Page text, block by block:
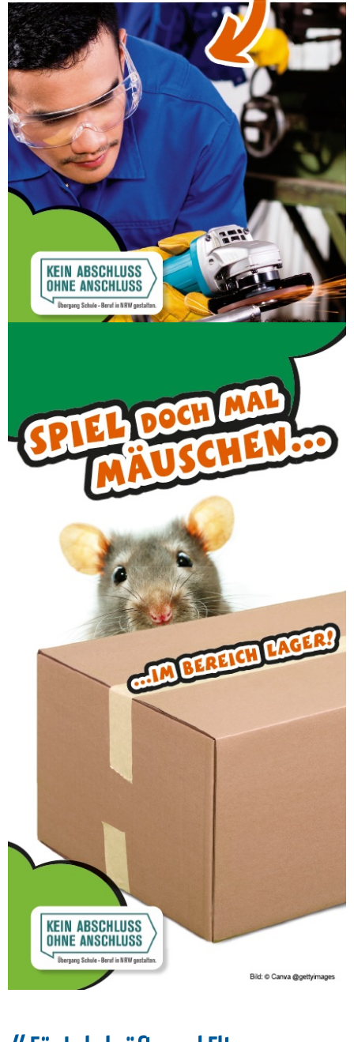
Formen und Sägen dein eigenes und
einzigartiges Werkstück erstellen kannst.
Deine Kreativität, Ideen und Skills – innerhalb
von drei Tagen lernst du verschiedene
Techniken der Verarbeitung kennen. Am
Schluss bist du bestens vorbereitet, falls du
dich für eine Ausbildung im Bereich Metall
interessierst!
Lager/Logistik
Du willst wissen, welchen Weg dein bestelltes
neues Smartphone hinter sich hat, bevor du
es in den Händen hältst?
Von der eingehenden Bestellung bis zum
Verpacken und Versand:
Beim Bildungsträger erfährst du, wie Amazon
und Co funktionieren.
Meld´ dich noch heute zum Praxis-Check über